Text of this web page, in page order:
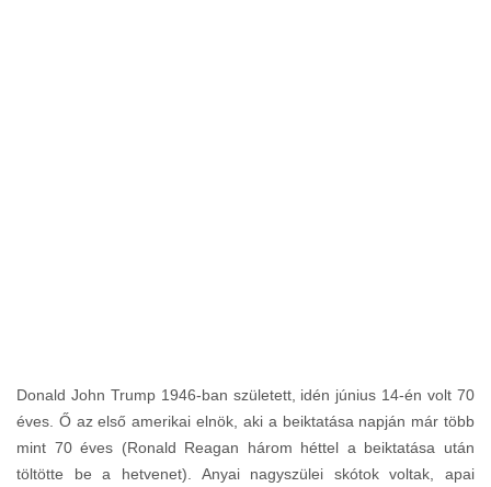
Donald John Trump 1946-ban született, idén június 14-én volt 70
éves. Ő az első amerikai elnök, aki a beiktatása napján már több
mint 70 éves (Ronald Reagan három héttel a beiktatása után
töltötte be a hetvenet). Anyai nagyszülei skótok voltak, apai